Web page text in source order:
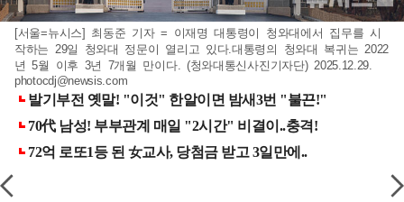
[서울=뉴시스] 최동준 기자 = 이재명 대통령이 청와대에서 집무를 시
작하는 29일 청와대 정문이 열리고 있다.대통령의 청와대 복귀는 2022
년 5월 이후 3년 7개월 만이다. (청와대통신사진기자단) 2025.12.29.
photocdj@newsis.com